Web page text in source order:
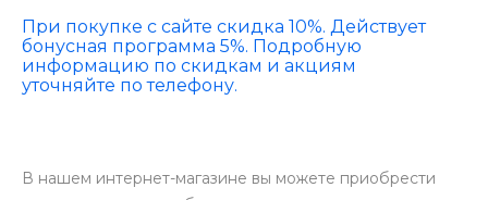
При покупке с сайте скидка 10%. Действует
бонусная программа 5%. Подробную
информацию по скидкам и акциям
уточняйте по телефону.
В нашем интернет-магазине вы можете приобрести